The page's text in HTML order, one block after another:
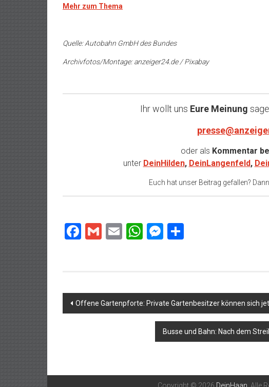
Mehr zum Thema
Quelle: Autobahn GmbH des Bundes
Archivfotos/Montage: anzeiger24.de / Pixabay
Ihr wollt uns Eure Meinung
oder als Kommentar
unter DeinHilden, DeinLangenfeld,
Euch hat unser Beitrag gefallen?
Facebook
GmailEmailWhatsApp
Messenger
Beitragsnavigation
Offene Gartenpforte: Private Gartenbesitzer können sich
Busse und Bahn: Nach dem
Copyright © 2026 DeinHaan . Alle